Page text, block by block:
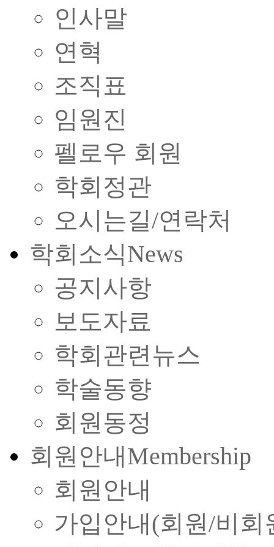
인사말
연혁
조직표
임원진
펠로우 회원
학회정관
오시는길/연락처
학회소식News
공지사항
보도자료
학회관련뉴스
학술동향
회원동정
회원안내Membership
회원안내
가입안내(회원/비회